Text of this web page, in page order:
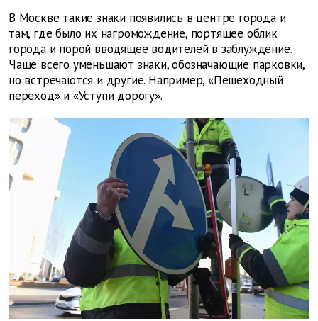
В Москве такие знаки появились в центре города и
там, где было их нагромождение, портящее облик
города и порой вводящее водителей в заблуждение.
Чаще всего уменьшают знаки, обозначающие парковки,
но встречаются и другие. Например, «Пешеходный
переход» и «Уступи дорогу».